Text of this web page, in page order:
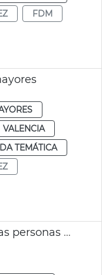
FDM
VALENCIA
TEMÁTICA
Premios tarjetas navideñas personas mayores